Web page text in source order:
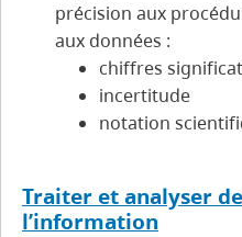
précision aux
aux données :
chiffres
incertitude
notation
Traiter et analyser
l’information